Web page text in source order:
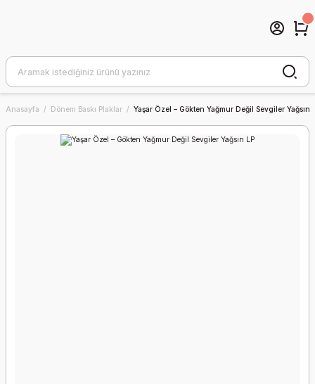
Anasayfa Dönem Baskı Plaklar Yaşar Özel – Gökten Yağmur Değil Sevgiler Yağsın